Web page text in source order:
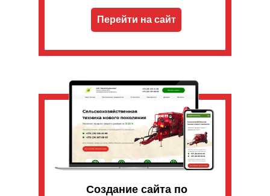
Создание сайта по
Перейти на сайт